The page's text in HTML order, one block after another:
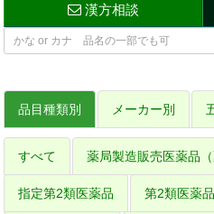
漢方相談
品目種類別 メーカー別
すべて 薬局製造販売医薬品（
指定第2類医薬品 第2類医薬品